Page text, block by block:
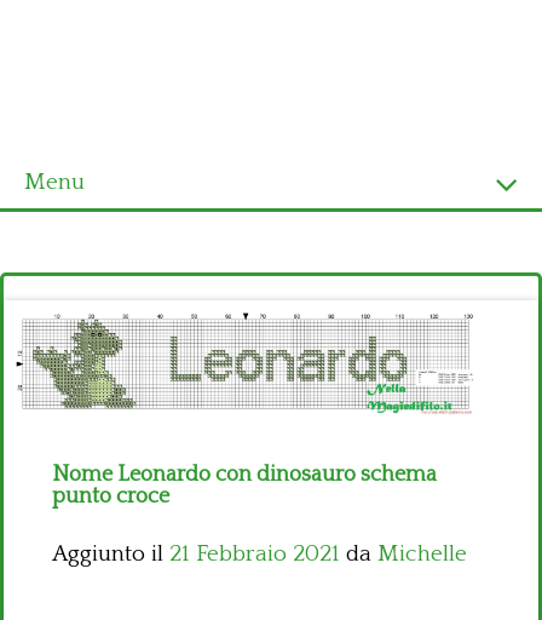
Menu
Ultimi schemi
Alfabeto
Bambini
Thun
Nome Leonardo con dinosauro schema
punto croce
Aggiunto il 21 Febbraio 2021 da Michelle